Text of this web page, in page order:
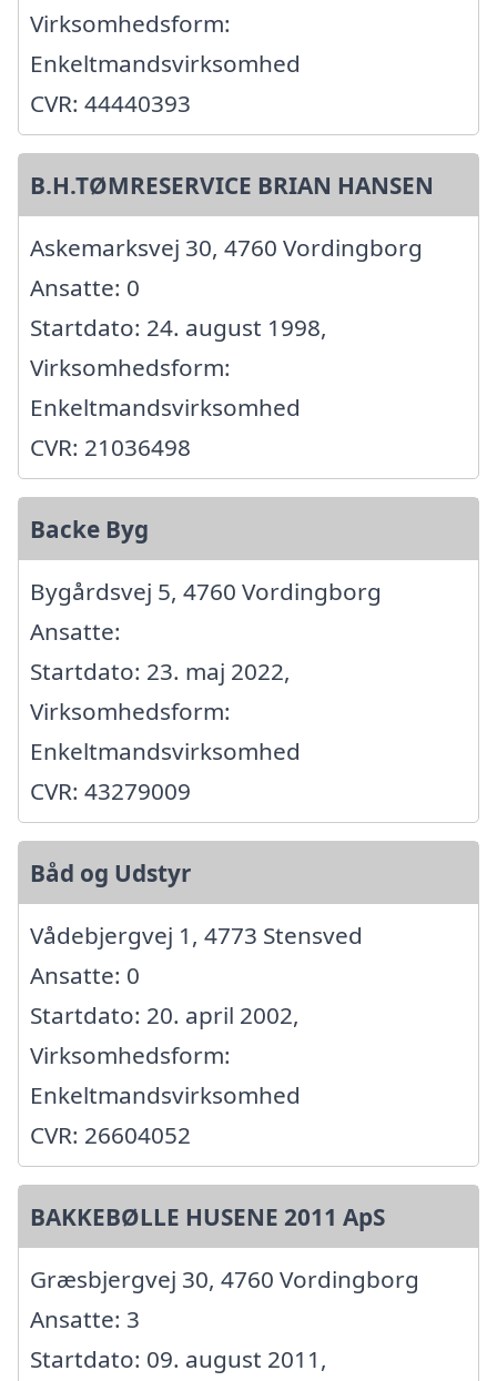
Virksomhedsform:
Enkeltmandsvirksomhed
CVR: 44440393
B.H.TØMRESERVICE BRIAN HANSEN
Askemarksvej 30, 4760 Vordingborg
Ansatte: 0
Startdato: 24. august 1998,
Virksomhedsform:
Enkeltmandsvirksomhed
CVR: 21036498
Backe Byg
Bygårdsvej 5, 4760 Vordingborg
Ansatte:
Startdato: 23. maj 2022,
Virksomhedsform:
Enkeltmandsvirksomhed
CVR: 43279009
Båd og Udstyr
Vådebjergvej 1, 4773 Stensved
Ansatte: 0
Startdato: 20. april 2002,
Virksomhedsform:
Enkeltmandsvirksomhed
CVR: 26604052
BAKKEBØLLE HUSENE 2011 ApS
Græsbjergvej 30, 4760 Vordingborg
Ansatte: 3
Startdato: 09. august 2011,